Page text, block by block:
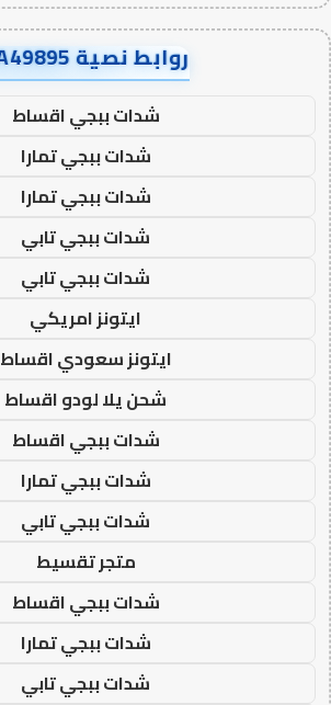
روابط نصية AA49895
شدات ببجي اقساط
شدات ببجي تمارا
شدات ببجي تمارا
شدات ببجي تابي
شدات ببجي تابي
ايتونز امريكي
ايتونز سعودي اقساط
شحن يلا لودو اقساط
شدات ببجي اقساط
شدات ببجي تمارا
شدات ببجي تابي
متجر تقسيط
شدات ببجي اقساط
شدات ببجي تمارا
شدات ببجي تابي